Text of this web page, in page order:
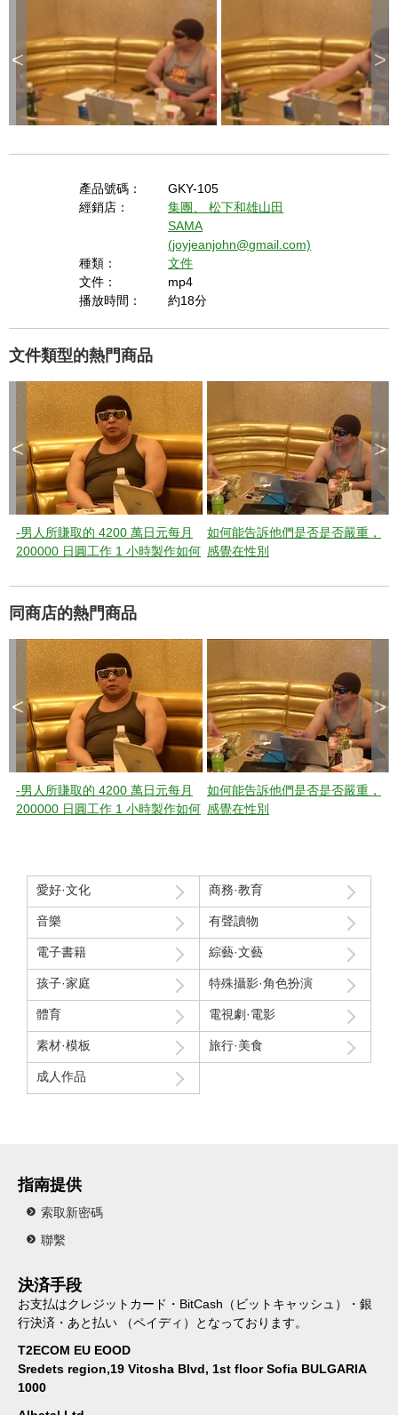
< >
產品號碼：
GKY-105
經銷店：
集團、 松下和雄山田
SAMA
(joyjeanjohn@gmail.com)
種類：
文件
文件：
mp4
播放時間：
約18分
文件類型的熱門商品
-男人所賺取的 4200 萬日元每月
200000 日圓工作 1 小時製作如何
如何能告訴他們是否是否嚴重，
感覺在性別
< >
同商店的熱門商品
-男人所賺取的 4200 萬日元每月
200000 日圓工作 1 小時製作如何
如何能告訴他們是否是否嚴重，
感覺在性別
< >
愛好·文化 商務·教育
音樂 有聲讀物
電子書籍 綜藝·文藝
孩子·家庭 特殊攝影·角色扮演
體育 電視劇·電影
素材·模板 旅行·美食
成人作品
指南提供
索取新密碼
聯繫
決済手段
お支払はクレジットカード・BitCash（ビットキャッシュ）・銀
行決済・あと払い （ペイディ）となっております。
T2ECOM EU EOOD
Sredets region,19 Vitosha Blvd, 1st floor Sofia BULGARIA
1000